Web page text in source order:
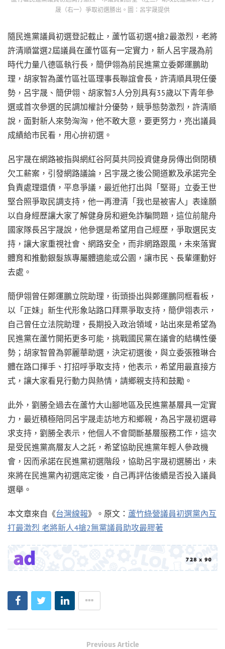
晟（右一）爭取初選勝出。圖：呂宇晟提供
隨民進黨議員初選登記截止，蘆竹區初選4搶2最激烈，老將
許清順當選2屆議員在蘆竹區有一定實力，新人呂宇晟為前
時代力量八德區執行長，簡伊翎為前民進黨立委鄭運鵬助
理，胡家智為蘆竹區社區理事長聯誼會長，許清順具現任優
勢，呂宇晟、簡伊翎、胡家智3人分別具有35歲以下青年參
選或首次參選的民調加權計分優勢，競爭態勢激烈，許清順
說，面對新人來勢洶洶，他不敢大意，要更努力，亮出議員
成績給市民看，用心拚初選。
呂宇晟在網路被指與網紅谷阿莫共同投資健身房傳出倒閉積
欠工薪案，引發網路議論，呂宇晟之後公開道歉及承諾完全
負責處理還債，平息爭議，最近他打出與「堅哥」立委王世
堅合照爭取民調支持，他一再澄清「我也是被害人」表達願
以自身經歷讓大家了解健身房和避免詐騙問題，這位前龍舟
國家隊長呂宇晟說，他參選是希望用自己經歷，爭取選民支
持，讓大家重視社會、網路安全，而非網路跟風，未來落實
體育和推動銀髮族專屬體適能或公園，讓市民、長輩運動好
去處。
簡伊翎曾任鄭運鵬立院助理，街頭掛出與鄭運鵬同框看板，
以「正妹」新生代形象站路口拜票爭取支持，簡伊翎表示，
自己曾任立法院助理，長期投入政治領域，站出來是希望為
民進黨在蘆竹開拓更多可能，挑戰國民黨在議會的結構性優
勢；胡家智曾為郭麗華助選，決定初選後，與立委張雅琳合
體在路口揮手、打招呼爭取支持，他表示，希望用最直接方
式，讓大家看見行動力與熱情，請鄉親支持和鼓勵。
此外，劉勝全過去在蘆竹大山腳地區及民進黨基層具一定實
力，最近積極陪同呂宇晟走訪地方和鄉親，為呂宇晟初選尋
求支持，劉勝全表示，他個人不會間斷基層服務工作，這次
是受民進黨高層友人之託，希望協助民進黨年輕人參政機
會，因而承諾在民進黨初選階段，協助呂宇晟初選勝出，未
來將在民進黨內初選底定後，自己再評估後續是否投入議員
選舉。
本文章來自《台灣線報》。原文： 蘆竹綠營議員初選黨內互
打最激烈 老將新人4搶2無黨議員助攻最膠著
Previous Article